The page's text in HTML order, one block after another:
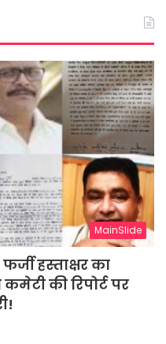
MainSlide
हस्ताक्षर का
की रिपोर्ट पर